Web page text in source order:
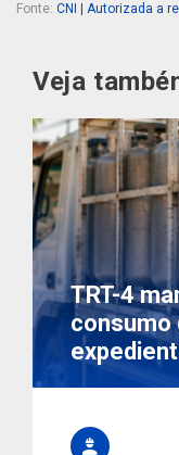
Fonte: CNI | Autorizada a
Veja
TRT-4
consumo